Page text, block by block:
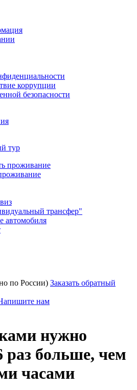
коррупции
безопасности
тур
проживание
трансфер"
автомобиля
по России) Заказать обратный
нам
нужно
раз больше, чем
часами